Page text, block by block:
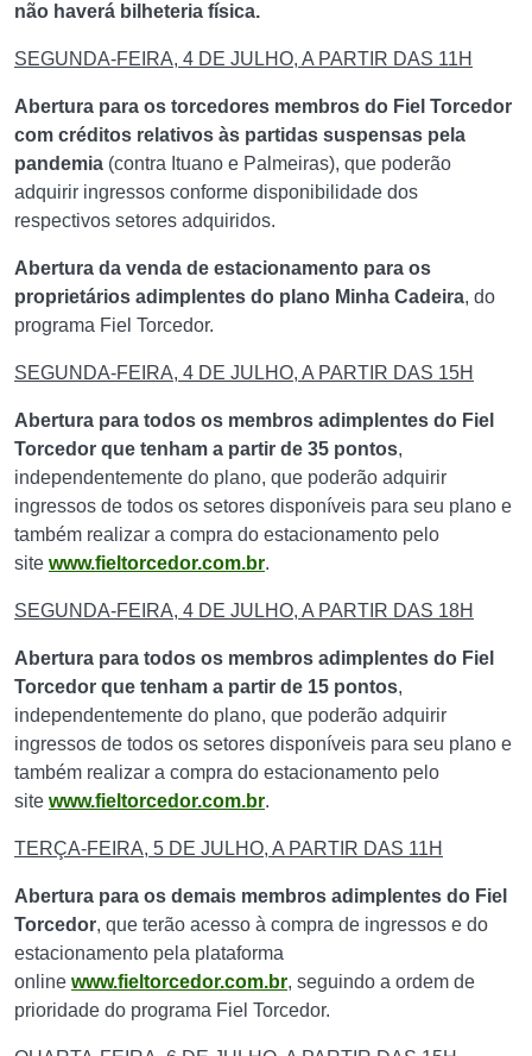
não haverá bilheteria física.
SEGUNDA-FEIRA, 4 DE JULHO, A PARTIR DAS 11H
Abertura para os torcedores membros do Fiel Torcedor
com créditos relativos às partidas suspensas pela
pandemia (contra Ituano e Palmeiras), que poderão
adquirir ingressos conforme disponibilidade dos
respectivos setores adquiridos.
Abertura da venda de estacionamento para os
proprietários adimplentes do plano Minha Cadeira, do
programa Fiel Torcedor.
SEGUNDA-FEIRA, 4 DE JULHO, A PARTIR DAS 15H
Abertura para todos os membros adimplentes do Fiel
Torcedor que tenham a partir de 35 pontos,
independentemente do plano, que poderão adquirir
ingressos de todos os setores disponíveis para seu plano e
também realizar a compra do estacionamento pelo
site www.fieltorcedor.com.br.
SEGUNDA-FEIRA, 4 DE JULHO, A PARTIR DAS 18H
Abertura para todos os membros adimplentes do Fiel
Torcedor que tenham a partir de 15 pontos,
independentemente do plano, que poderão adquirir
ingressos de todos os setores disponíveis para seu plano e
também realizar a compra do estacionamento pelo
site www.fieltorcedor.com.br.
TERÇA-FEIRA, 5 DE JULHO, A PARTIR DAS 11H
Abertura para os demais membros adimplentes do Fiel
Torcedor, que terão acesso à compra de ingressos e do
estacionamento pela plataforma
online www.fieltorcedor.com.br, seguindo a ordem de
prioridade do programa Fiel Torcedor.